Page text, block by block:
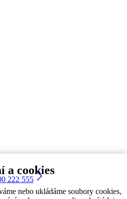
a cookies
nebo ukládáme soubory cookies,
222 555